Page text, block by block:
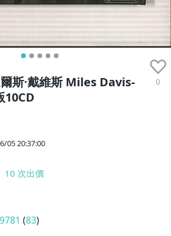
爾斯·戴維斯 Miles Davis-
10CD
0
05 20:37:00
10 次出價
(83)